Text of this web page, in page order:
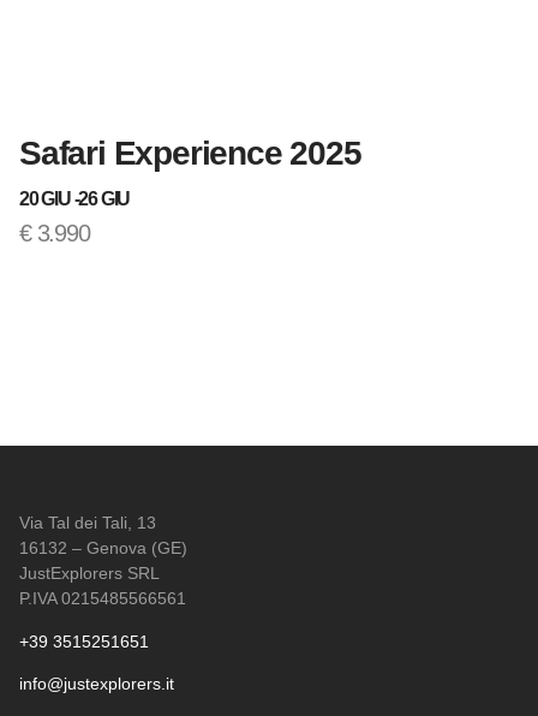
Safari Experience 2025
20 GIU -26 GIU
€3.990
Via Tal dei Tali, 13
16132 – Genova (GE)
JustExplorers SRL
P.IVA 0215485566561
+39 3515251651
info@justexplorers.it